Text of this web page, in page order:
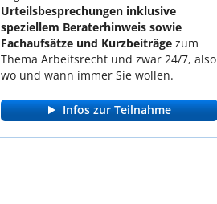
Urteilsbesprechungen inklusive
speziellem Beraterhinweis sowie
Fachaufsätze und Kurzbeiträge zum
Thema Arbeitsrecht und zwar 24/7, also
wo und wann immer Sie wollen.
Infos zur Teilnahme